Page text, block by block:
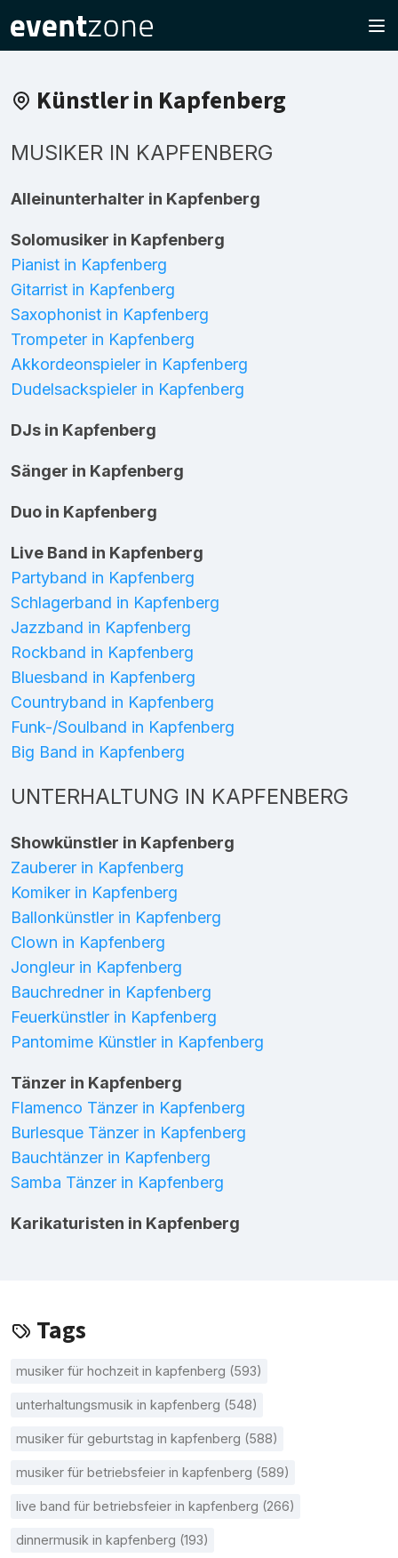
Künstler in Kapfenberg
MUSIKER IN KAPFENBERG
Alleinunterhalter in Kapfenberg
Solomusiker in Kapfenberg
Pianist in Kapfenberg
Gitarrist in Kapfenberg
Saxophonist in Kapfenberg
Trompeter in Kapfenberg
Akkordeonspieler in Kapfenberg
Dudelsackspieler in Kapfenberg
DJs in Kapfenberg
Sänger in Kapfenberg
Duo in Kapfenberg
Live Band in Kapfenberg
Partyband in Kapfenberg
Schlagerband in Kapfenberg
Jazzband in Kapfenberg
Rockband in Kapfenberg
Bluesband in Kapfenberg
Countryband in Kapfenberg
Funk-/Soulband in Kapfenberg
Big Band in Kapfenberg
UNTERHALTUNG IN KAPFENBERG
Showkünstler in Kapfenberg
Zauberer in Kapfenberg
Komiker in Kapfenberg
Ballonkünstler in Kapfenberg
Clown in Kapfenberg
Jongleur in Kapfenberg
Bauchredner in Kapfenberg
Feuerkünstler in Kapfenberg
Pantomime Künstler in Kapfenberg
Tänzer in Kapfenberg
Flamenco Tänzer in Kapfenberg
Burlesque Tänzer in Kapfenberg
Bauchtänzer in Kapfenberg
Samba Tänzer in Kapfenberg
Karikaturisten in Kapfenberg
Tags
musiker für hochzeit in kapfenberg (593)
unterhaltungsmusik in kapfenberg (548)
musiker für geburtstag in kapfenberg (588)
musiker für betriebsfeier in kapfenberg (589)
live band für betriebsfeier in kapfenberg (266)
dinnermusik in kapfenberg (193)